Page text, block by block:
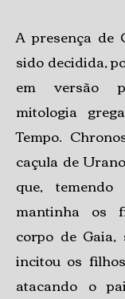
A presença de
sido decidida,
em versão
mitologia
Tempo.
caçula de
que,
mantinha os
corpo de Gaia,
incitou os
atacando o